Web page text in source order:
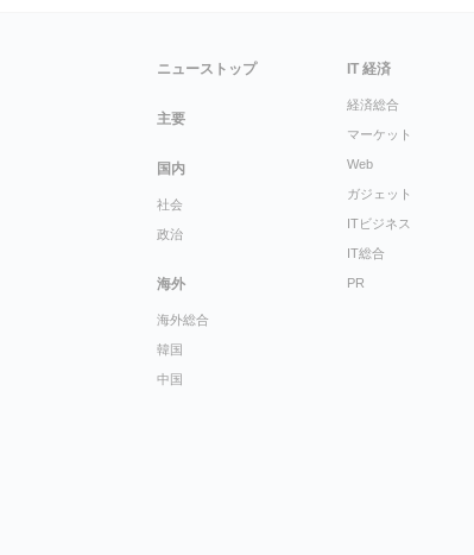
ニューストップ
主要
国内
社会
政治
海外
海外総合
韓国
中国
IT 経済
経済総合
マーケット
Web
ガジェット
ITビジネス
IT総合
PR